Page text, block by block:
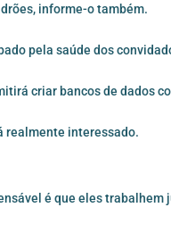
informe-o também.
pela saúde dos
criar bancos de dados
realmente interessado.
é que eles trabalhem